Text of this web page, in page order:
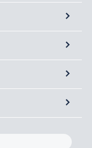
(SORW)
ティ